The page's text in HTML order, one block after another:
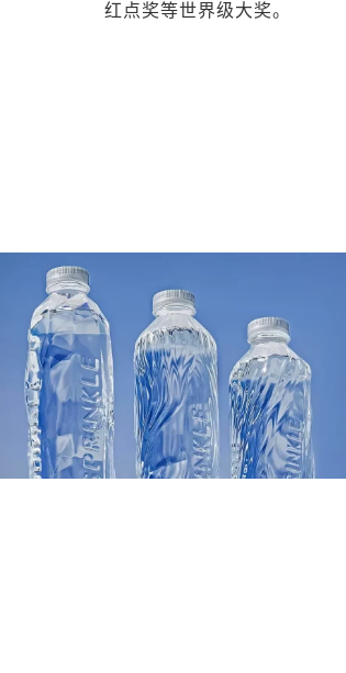
红点奖等世界级大奖。
国外工业设计欣赏